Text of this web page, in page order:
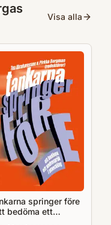
Visa alla
springer före
bedöma ett